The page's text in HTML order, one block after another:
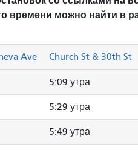
времени можно найти в
Ave Church St & 30th St
5:09 утра
5:29 утра
5:49 утра